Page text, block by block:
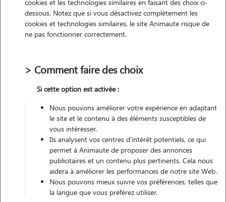
Véhiculé
Contacter
L'envoi d'une demande est sans engagement
cookies et les technologies similaires en faisant des choix ci-
dessous. Notez que si vous désactivez complètement les
cookies et technologies similaires, le site Animaute risque de
ne pas fonctionner correctement.
> Comment faire des choix
Si cette option est activée :
Nous pouvons améliorer votre expérience en adaptant
le site et le contenu à des éléments susceptibles de
vous intéresser.
Ils analysent vos centres d'intérêt potentiels, ce qui
permet à Animaute de proposer des annonces
publicitaires et un contenu plus pertinents. Cela nous
aidera à améliorer les performances de notre site Web.
Nous pouvons mieux suivre vos préférences, telles que
la langue que vous préférez utiliser.